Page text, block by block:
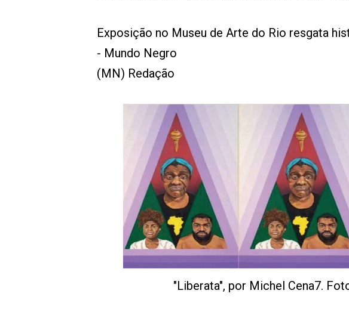
Exposição no Museu de Arte do Rio resgata
- Mundo Negro
(MN) Redação
"Liberata", por Michel Cena7.